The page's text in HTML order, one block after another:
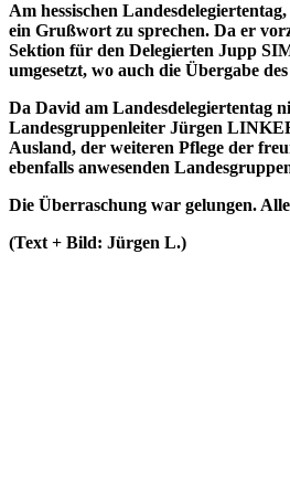
Am hessischen
ein Grußwort zu sprechen. Da er
Sektion für den Delegierten Jupp
umgesetzt, wo auch die Übergabe
Da David am Landesdelegiertentag
Landesgruppenleiter Jürgen
Ausland, der weiteren Pflege der
ebenfalls anwesenden
Die Überraschung war gelungen.
(Text + Bild: Jürgen L.)